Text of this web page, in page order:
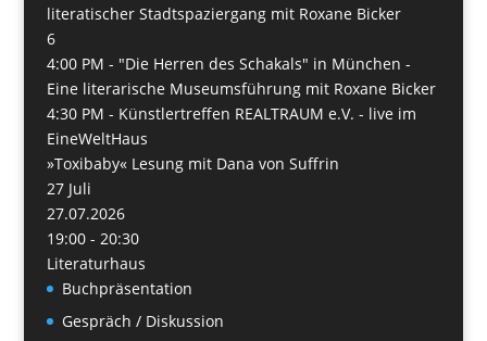
literatischer Stadtspaziergang mit Roxane Bicker
6
4:00 PM - "Die Herren des Schakals" in München -
Eine literarische Museumsführung mit Roxane Bicker
4:30 PM - Künstlertreffen REALTRAUM e.V. - live im
EineWeltHaus
»Toxibaby« Lesung mit Dana von Suffrin
27 Juli
27.07.2026
19:00 - 20:30
Literaturhaus
Buchpräsentation
Gespräch / Diskussion